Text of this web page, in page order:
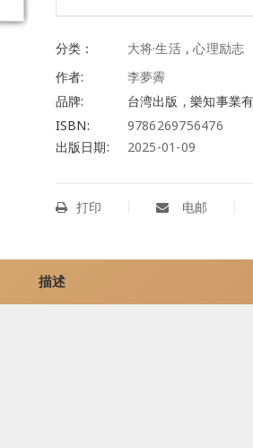
分类： 大将·生活 ,心理励志
作者:
李夢霽
品牌:
台湾出版 ,樂知事業
ISBN:
9786269756476
出版日期:
2025-01-09
打印 电邮
描述